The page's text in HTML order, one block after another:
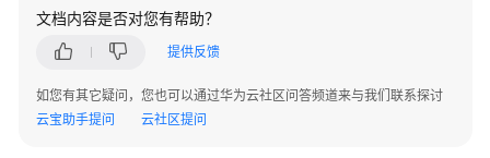
迁
移
务
文档内容是否对您有帮助？
提供反馈
如您有其它疑问，您也可以通过华为云社区问答频道来与我们联系探讨
云宝助手提问
云社区提问